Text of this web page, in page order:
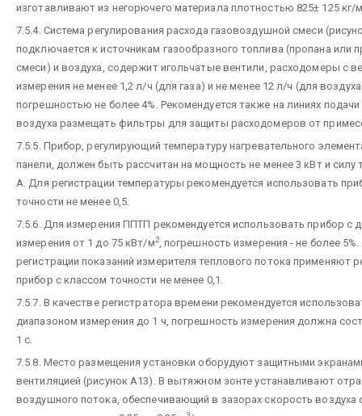
изготавливают из негорючего материала плотностью 825± 125 кг/
7.5.4. Система регулирования расхода газовоздушной смеси
подключается к источникам газообразного топлива (пропана или
смеси) и воздуха, содержит игольчатые вентили, расходомеры с
измерения не менее 1,2 л/ч (для газа) и не менее 12 л/ч (для
погрешностью не более 4%. Рекомендуется также на линиях
воздуха размещать фильтры для защиты расходомеров от
7.5.5. Прибор, регулирующий температуру нагревательного
панели, должен быть рассчитан на мощность не менее 3 кВт и силу
А. Для регистрации температуры рекомендуется использовать
точности не менее 0,5.
7.5.6. Для измерения ППТП рекомендуется использовать прибор с
измерения от 1 до 75 кВт/м2, погрешность измерения - не более
регистрации показаний измерителя теплового потока применяют
прибор с классом точности не менее 0,1.
7.5.7. В качестве регистратора времени рекомендуется
диапазоном измерения до 1 ч, погрешность измерения должна
1 с.
7.5.8. Место размещения установки оборудуют защитными
вентиляцией (рисунок А13). В вытяжном зонте устанавливают
воздушного потока, обеспечивающий в зазорах скорость воздуха